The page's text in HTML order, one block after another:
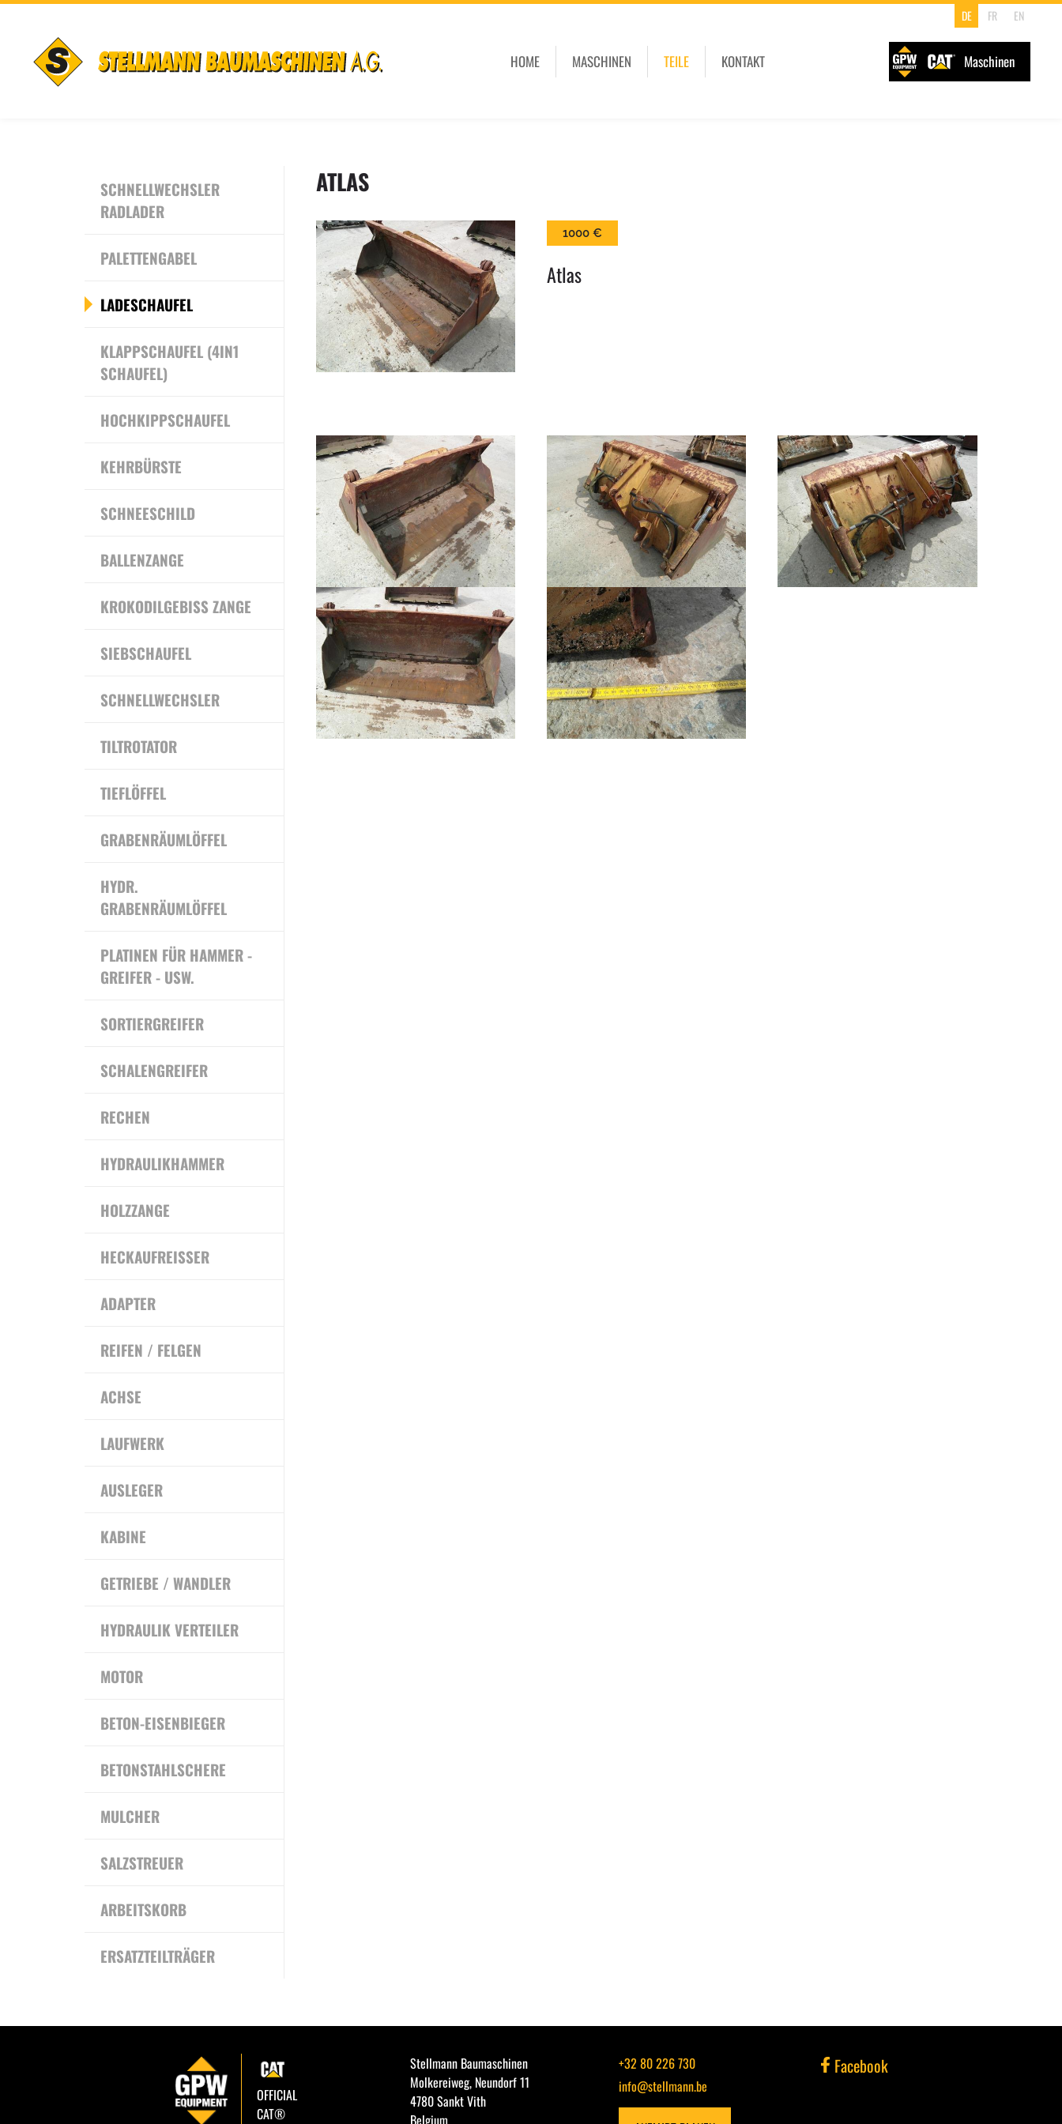
HOME MASCHINEN TEILE KONTAKT Maschinen
DE FR EN
SCHNELLWECHSLER
RADLADER
PALETTENGABEL
LADESCHAUFEL
KLAPPSCHAUFEL (4IN1
SCHAUFEL)
HOCHKIPPSCHAUFEL
KEHRBÜRSTE
SCHNEESCHILD
BALLENZANGE
KROKODILGEBISS ZANGE
SIEBSCHAUFEL
SCHNELLWECHSLER
TILTROTATOR
TIEFLÖFFEL
GRABENRÄUMLÖFFEL
HYDR.
GRABENRÄUMLÖFFEL
PLATINEN FÜR HAMMER -
GREIFER - USW.
SORTIERGREIFER
SCHALENGREIFER
RECHEN
HYDRAULIKHAMMER
HOLZZANGE
HECKAUFREISSER
ADAPTER
REIFEN / FELGEN
ACHSE
LAUFWERK
AUSLEGER
KABINE
GETRIEBE / WANDLER
HYDRAULIK VERTEILER
MOTOR
BETON-EISENBIEGER
BETONSTAHLSCHERE
MULCHER
SALZSTREUER
ARBEITSKORB
ERSATZTEILTRÄGER
ATLAS
1000 €
Atlas
OFFICIAL
CAT®
Stellmann Baumaschinen
Molkereiweg, Neundorf 11
4780 Sankt Vith
Belgium
+32 80 226 730
info@stellmann.be
Facebook